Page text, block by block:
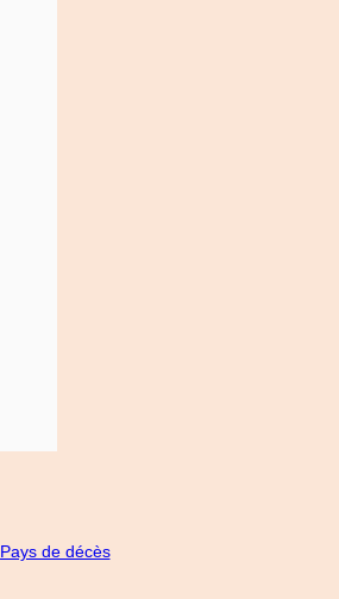
Pays de décès